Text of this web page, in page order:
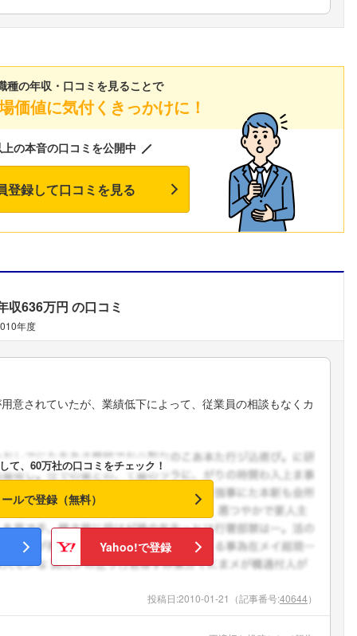
種の年収・口コミを見ることで
価値に気付くきっかけに！
の本音の口コミを公開中
登録して口コミを見る
収636万円 の口コミ
年度
意されていたが、業績低下によって、従業員の相談もなくカ
て、60万社の口コミをチェック！
ルで登録（無料）
Yahoo!で登録
投稿日:2010-01-21 （記事番号:40644）